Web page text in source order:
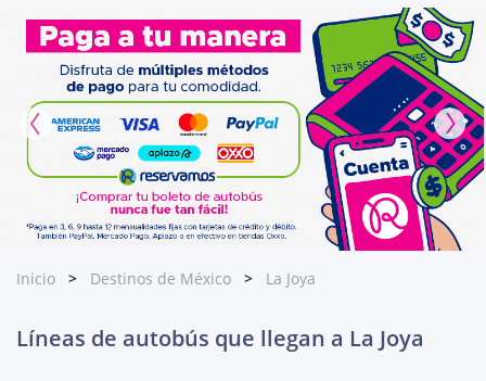
Inicio Destinos de México La Joya
Líneas de autobús que llegan a La Joya